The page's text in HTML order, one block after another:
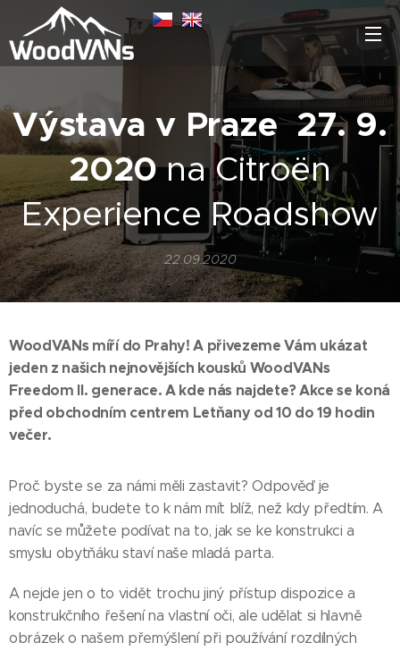
Výstava v Praze 27. 9.
2020na Citroën
Experience Roadshow
22.09.2020
WoodVANs míří do Prahy! A přivezeme Vám ukázat
jeden z našich nejnovějších kousků WoodVANs
Freedom II. generace. A kde nás najdete? Akce se koná
před obchodním centrem Letňany od 10 do 19 hodin
večer.
Proč byste se za námi měli zastavit? Odpověď je
jednoduchá, budete to k nám mít blíž, než kdy předtím. A
navíc se můžete podívat na to, jak se ke konstrukci a
smyslu obytňáku staví naše mladá parta.
A nejde jen o to vidět trochu jiný přístup dispozice a
konstrukčního řešení na vlastní oči, ale udělat si hlavně
obrázek o našem přemýšlení při používání rozdílných